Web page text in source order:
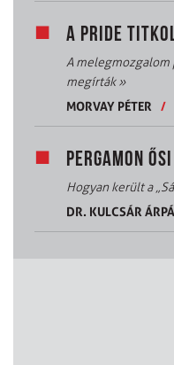
A PRIDE
A
megírták»
MORVAY PÉTER
/
PERGAMON
Hogyan került a
DR. KULCSÁR